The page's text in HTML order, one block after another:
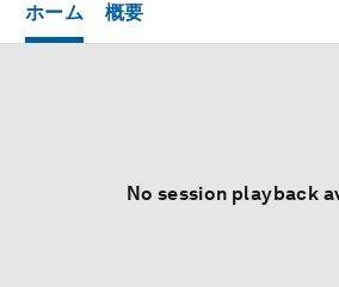
ホーム 概要
No session playback